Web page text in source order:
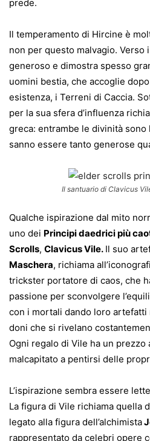
prede.
Il temperamento di Hircine è
non per questo malvagio. Verso
generoso e dimostra spesso
uomini bestia, che accoglie
esistenza, i Terreni di Caccia.
per la sua sfera d’influenza
greca: entrambe le divinità sono
sanno essere tanto generose
Il santuario di Clavicus
Qualche ispirazione dal mito
uno dei Principi daedrici più
Scrolls, Clavicus Vile. Il suo
Maschera, richiama
trickster portatore di caos, che
passione per sconvolgere
con i mortali dando loro artefatti
doni che si rivelano
Ogni regalo di Vile ha un
malcapitato a pentirsi delle
L’ispirazione sembra essere
La figura di Vile richiama quella
legato alla figura dell’alchimista
rappresentato da celebri opere